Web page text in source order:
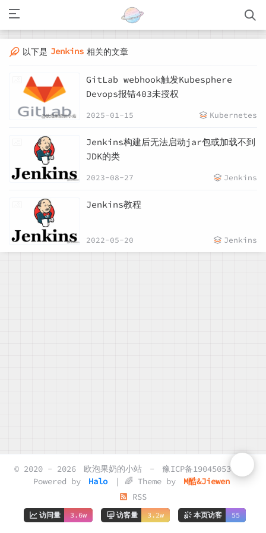
以下是 Jenkins 相关的文章
GitLab webhook触发Kubesphere
Devops报错403未授权
2025-01-15 Kubernetes
Jenkins构建后无法启动jar包或加载不到
JDK的类
2023-08-27 Jenkins
Jenkins教程
2022-05-20 Jenkins
© 2020 - 2026 欧泡果奶的小站 -
豫ICP备19045053号-2
Powered by
Halo | 🌈 Theme by
M酷&Jiewen
RSS
访问量 3.6w 访客量 3.2w 本页访客 55